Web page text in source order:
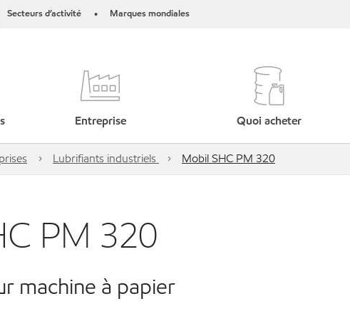
Secteurs d’activité • Marques mondiales
Entreprise Quoi acheter
Lubrifiants industriels Mobil SHC PM 320
PM 320
machine à papier